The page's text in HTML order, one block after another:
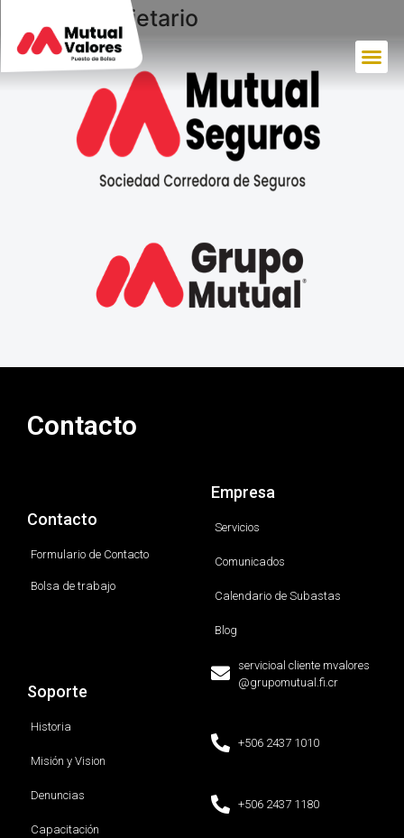
Evento Societario
Contacto
Contacto
Formulario de Contacto
Bolsa de trabajo
Empresa
Servicios
Comunicados
Calendario de Subastas
Blog
Soporte
Historia
Misión y Vision
Denuncias
Capacitación
servicioal cliente mvalores
@grupomutual.fi.cr
+506 2437 1010
+506 2437 1180